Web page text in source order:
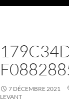
7 DÉCEMBRE 2021
LEVANT